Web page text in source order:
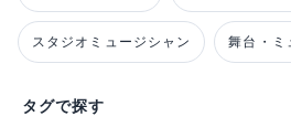
スタジオミュージシャン 舞台・ミ
タグで探す